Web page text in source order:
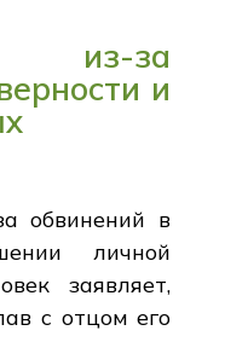
из-за
и
обвинений в
личной
заявляет,
с отцом его